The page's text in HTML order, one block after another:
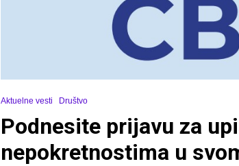
Aktuelne vesti Društvo
Podnesite prijavu za
nepokretnostima u